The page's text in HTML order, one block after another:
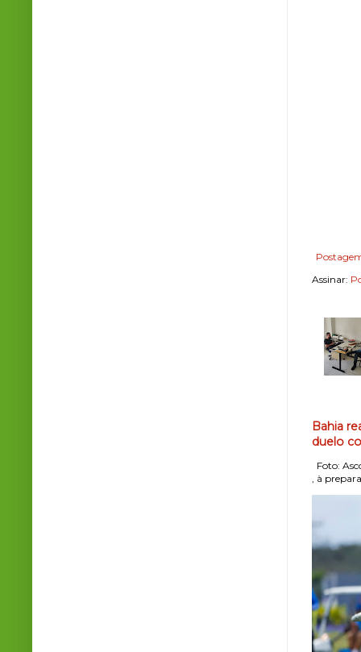
Assinar:
Bahia
duelo
Foto:
, à